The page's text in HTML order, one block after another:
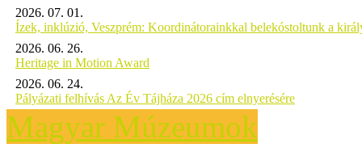
2026. 07. 01.
Ízek, inklúzió, Veszprém: Koordinátorainkkal belekóstoltunk a
2026. 06. 26.
Heritage in Motion Award
2026. 06. 24.
Pályázati felhívás Az Év Tájháza 2026 cím elnyerésére
Magyar Múzeumok